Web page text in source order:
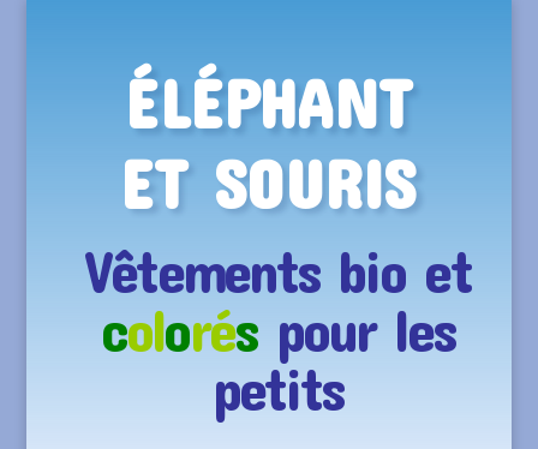
ÉLÉPHANT
ET SOURIS
Vêtements bio et
coloréspour les
petits